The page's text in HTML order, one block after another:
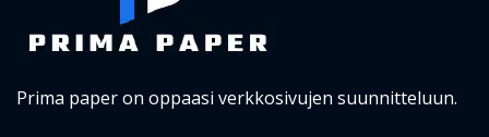
Prima paper on oppaasi verkkosivujen suunnitteluun.